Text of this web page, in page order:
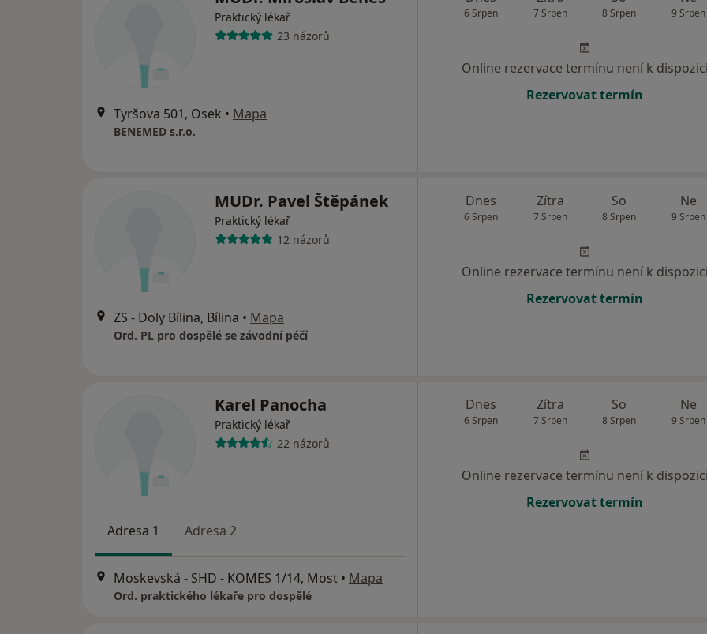
Praktický lékař
23 názorů
Tyršova 501, Osek • Mapa
BENEMED s.r.o.
6 Srpen 7 Srpen 8 Srpen 9 Srpen
Online rezervace termínu není k dispozici
Rezervovat termín
MUDr. Pavel Štěpánek
Praktický lékař
12 názorů
ZS - Doly Bílina, Bílina • Mapa
Ord. PL pro dospělé se závodní péčí
Dnes
6 Srpen
Zítra
7 Srpen
So
8 Srpen
Ne
9 Srpen
Online rezervace termínu není k dispozici
Rezervovat termín
Karel Panocha
Praktický lékař
22 názorů
Adresa 1 Adresa 2
Moskevská - SHD - KOMES 1/14, Most • Mapa
Ord. praktického lékaře pro dospělé
Dnes
6 Srpen
Zítra
7 Srpen
So
8 Srpen
Ne
9 Srpen
Online rezervace termínu není k dispozici
Rezervovat termín